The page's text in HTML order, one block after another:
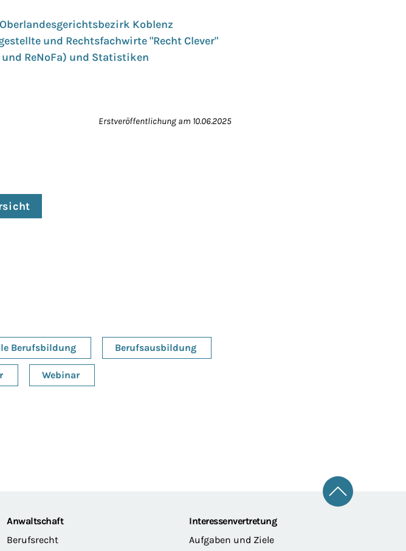
Koblenz
und Rechtsfachwirte "Recht Clever"
ReNoFa) und Statistiken
Erstveröffentlichung am 10.06.2025
Berufsbildung Berufsausbildung
Webinar
Zum
Anwaltschaft
Berufsrecht
Interessenvertretung
Aufgaben und Ziele